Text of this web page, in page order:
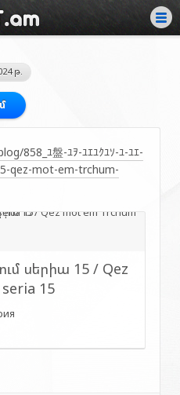
թ.
858_ﾕ盤-ﾕｦ-ﾕｴﾕｸﾕｿ-ﾕ-ﾕｴ-
qez-mot-em-trchum-
սերիա 15 / Qez
15